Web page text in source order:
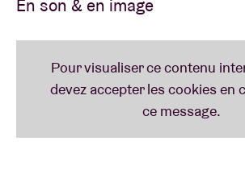
En son & en image